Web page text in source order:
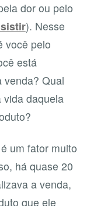
dor ou pelo
). Nesse
você pelo
está
venda? Qual
vida daquela
um fator muito
há quase 20
a venda,
que ele